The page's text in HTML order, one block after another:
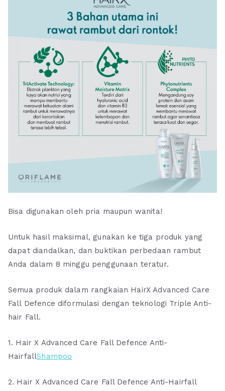
Bisa digunakan oleh pria maupun wanita!
Untuk hasil maksimal, gunakan ke tiga produk yang
dapat diandalkan, dan buktikan perbedaan rambut
Anda dalam 8 minggu penggunaan teratur.
Semua produk dalam rangkaian HairX Advanced Care
Fall Defence diformulasi dengan teknologi Triple Anti-
hair Fall.
1. Hair X Advanced Care Fall Defence Anti-
HairfallShampoo
2. Hair X Advanced Care Fall Defence Anti-Hairfall